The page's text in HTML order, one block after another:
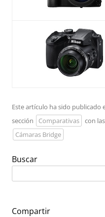
Este artículo ha sido publicado
sección
Comparativas con
Cámaras Bridge
Buscar
Compartir